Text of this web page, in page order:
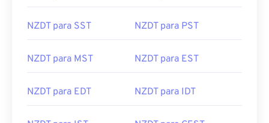
NZDT para SST NZDT para PST
NZDT para MST NZDT para EST
NZDT para EDT NZDT para IDT